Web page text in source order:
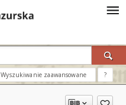
Wyszukiwanie zaawansowane ?